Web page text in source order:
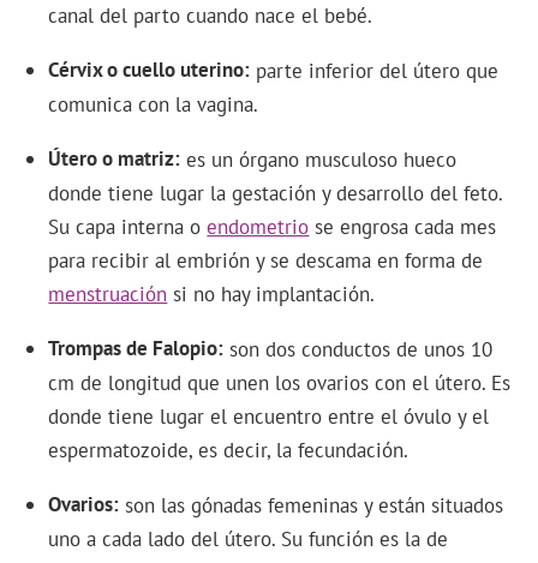
canal del parto cuando nace el bebé.
Cérvix o cuello uterino parte inferior del útero que
comunica con la vagina.
Útero o matriz es un órgano musculoso hueco
donde tiene lugar la gestación y desarrollo del feto.
Su capa interna oendometrio se engrosa cada mes
para recibir al embrión y se descama en forma de
menstruación si no hay implantación.
Trompas de Falopio son dos conductos de unos 10
cm de longitud que unen los ovarios con el útero. Es
donde tiene lugar el encuentro entre el óvulo y el
espermatozoide, es decir, la fecundación.
Ovarios son las gónadas femeninas y están situados
uno a cada lado del útero. Su función es la de